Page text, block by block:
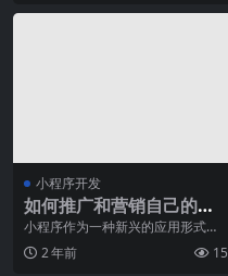
小程序开发
如何推广和营销自己的小
程序
小程序作为一种新兴的应用形式，
已经在移动互联网市场上获得了广
泛的认可和使用。作为
2 年前 15